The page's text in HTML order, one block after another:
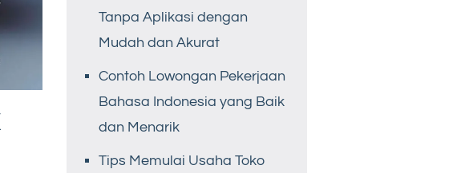
Tanpa Aplikasi dengan
Mudah dan Akurat
Contoh Lowongan Pekerjaan
Bahasa Indonesia yang Baik
dan Menarik
Tips Memulai Usaha Toko